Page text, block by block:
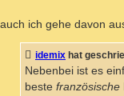
auch ich gehe davon
idemix hat
Nebenbei ist es
beste französische